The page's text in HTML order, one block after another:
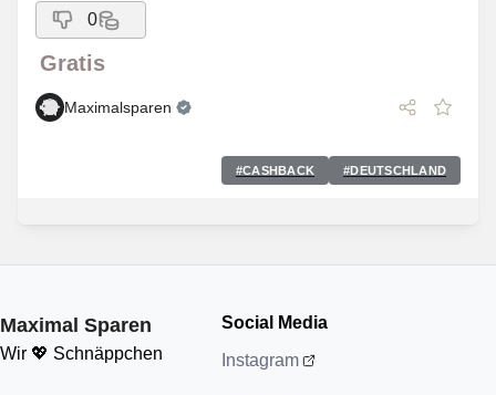
0
Gratis
Maximalsparen
#CASHBACK #DEUTSCHLAND
Maximal Sparen
Wir 💖 Schnäppchen
Social Media
Instagram